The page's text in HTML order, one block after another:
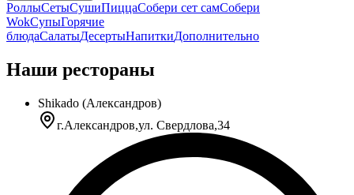
РоллыСетыСушиПиццаСобери сет самСобери
WokСупыГорячие
блюдаСалатыДесертыНапиткиДополнительно
Наши рестораны
Shikado (Александров)
г.Александров,ул. Свердлова,34